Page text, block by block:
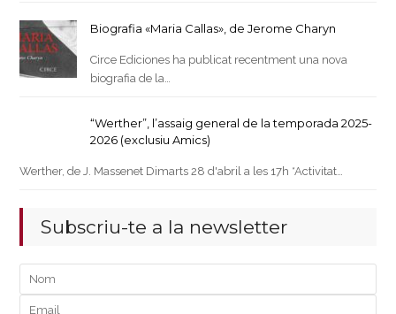
Biografia «Maria Callas», de Jerome Charyn
Circe Ediciones ha publicat recentment una nova
biografia de la…
“Werther”, l’assaig general de la temporada 2025-
2026 (exclusiu Amics)
Werther, de J. Massenet Dimarts 28 d'abril a les 17h *Activitat…
Subscriu-te a la newsletter